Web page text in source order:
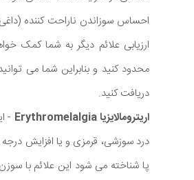
احساس سوزاندن ناراحت کننده
ارزیابی علائم دیگر به شما کمک
محدود کنید و بنابراین شما می
دریافت کنید.
اریترومالایزیا Erythromelalgia
-
درد سوزشی، قرمزی و یا افزایش
پا شناخته می شود این علائم با